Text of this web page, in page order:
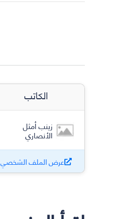
الكاتب
زينب أمثل
الأنصاري
عرض الملف الشخصي